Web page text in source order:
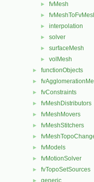
► fvMesh
►
► interpolation
► solver
► surfaceMesh
► volMesh
► functionObjects
►
► fvConstraints
► fvMeshDistributors
► fvMeshMovers
► fvMeshStitchers
►
► fvModels
► fvMotionSolver
► fvTopoSetSources
generic